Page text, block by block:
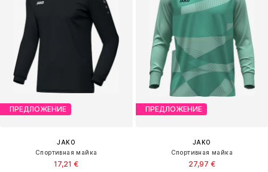
ПРЕДЛОЖЕНИЕ
JAKO
Спортивная майка
17,21 €
ПРЕДЛОЖЕНИЕ
JAKO
Спортивная майка
27,97 €